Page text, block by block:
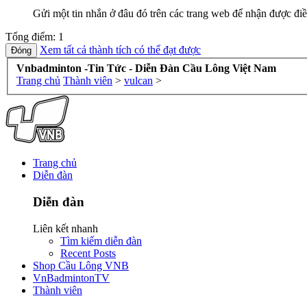
Gửi một tin nhắn ở đâu đó trên các trang web để nhận được
Tổng điểm: 1
Xem tất cả thành tích có thể đạt được
Vnbadminton -Tin Tức - Diễn Đàn Cầu Lông Việt Nam
Trang chủ Thành viên > vulcan >
Trang chủ
Diễn đàn
Diễn đàn
Liên kết nhanh
Tìm kiếm diễn đàn
Recent Posts
Shop Cầu Lông VNB
VnBadmintonTV
Thành viên